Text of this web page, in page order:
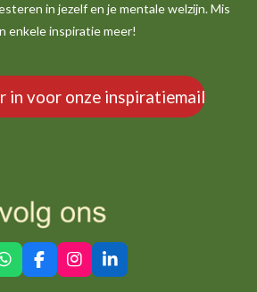
in jezelf en je mentale welzijn. Mis
enkele inspiratie meer!
in voor onze inspiratiemail
W
h
F
a
I
n
L
i